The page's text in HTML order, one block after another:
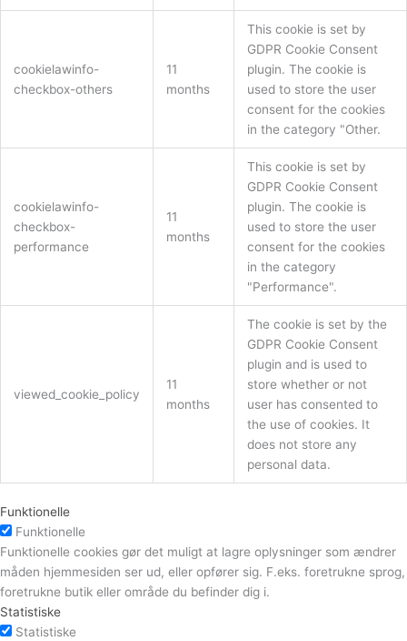
cookielawinfo-
checkbox-others
11
months
This cookie is set by
GDPR Cookie Consent
plugin. The cookie is
used to store the user
consent for the cookies
in the category "Other.
cookielawinfo-
checkbox-
performance
11
months
This cookie is set by
GDPR Cookie Consent
plugin. The cookie is
used to store the user
consent for the cookies
in the category
"Performance".
viewed_cookie_policy
11
months
The cookie is set by the
GDPR Cookie Consent
plugin and is used to
store whether or not
user has consented to
the use of cookies. It
does not store any
personal data.
Funktionelle
Funktionelle
Funktionelle cookies gør det muligt at lagre oplysninger som ændrer
måden hjemmesiden ser ud, eller opfører sig. F.eks. foretrukne sprog,
foretrukne butik eller område du befinder dig i.
Statistiske
Statistiske